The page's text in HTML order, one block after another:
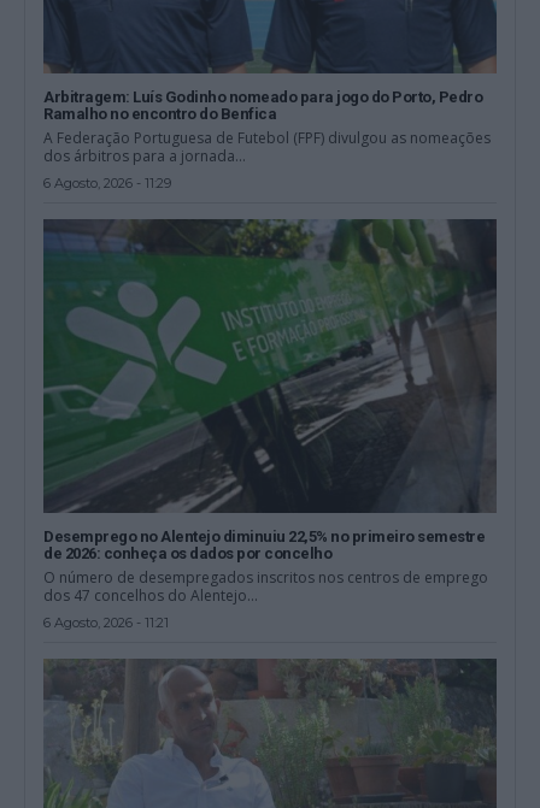
Arbitragem: Luís Godinho nomeado para jogo do Porto, Pedro
Ramalho no encontro do Benfica
A Federação Portuguesa de Futebol (FPF) divulgou as nomeações
dos árbitros para a jornada...
6 Agosto, 2026 - 11:29
Desemprego no Alentejo diminuiu 22,5% no primeiro semestre
de 2026: conheça os dados por concelho
O número de desempregados inscritos nos centros de emprego
dos 47 concelhos do Alentejo...
6 Agosto, 2026 - 11:21